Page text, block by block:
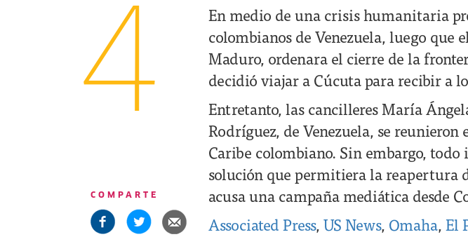
4
En medio de una crisis humanitaria
colombianos de Venezuela, luego que
Maduro, ordenara el cierre de la
decidió viajar a Cúcuta para recibir a
Entretanto, las cancilleres María
Rodríguez, de Venezuela, se
Caribe colombiano. Sin embargo,
solución que permitiera la reapertura
acusa una campaña mediática desde
Associated Press, US News, Omaha, El
COMPARTE